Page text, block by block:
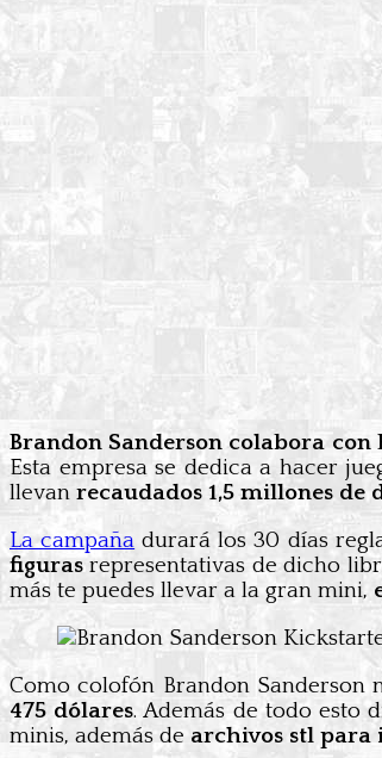
Brandon Sanderson colabora con
Esta empresa se dedica a hacer
llevan recaudados 1,5 millones de
La campaña durará los 30 días
figurasrepresentativas de dicho
más te puedes llevar a la gran mini,
Como colofón Brandon Sanderson
475 dólares. Además de todo esto
minis, además de archivos stl para